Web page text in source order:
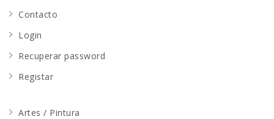
Contacto
Login
Recuperar password
Registar
Artes / Pintura